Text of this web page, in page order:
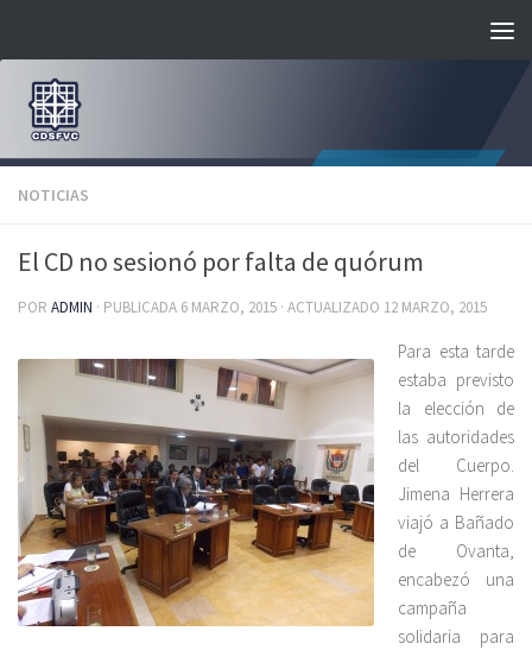
NOTICIAS
El CD no sesionó por falta de quórum
POR ADMIN · PUBLICADA 6 MARZO, 2015 · ACTUALIZADO 12 MARZO, 2015
Para esta tarde
estaba previsto
la elección de
las autoridades
del Cuerpo.
Jimena Herrera
viajó a Bañado
de Ovanta,
encabezó una
campaña
solidaria para